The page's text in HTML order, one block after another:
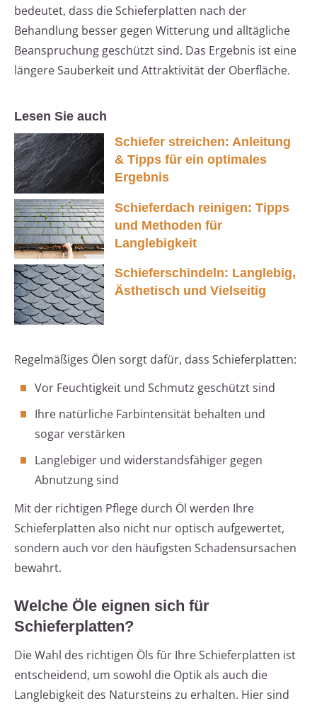
bedeutet, dass die Schieferplatten nach der
Behandlung besser gegen Witterung und alltägliche
Beanspruchung geschützt sind. Das Ergebnis ist eine
längere Sauberkeit und Attraktivität der Oberfläche.
Lesen Sie auch
Schiefer streichen: Anleitung
& Tipps für ein optimales
Ergebnis
Schieferdach reinigen: Tipps
und Methoden für
Langlebigkeit
Schieferschindeln: Langlebig,
Ästhetisch und Vielseitig
Regelmäßiges Ölen sorgt dafür, dass Schieferplatten:
Vor Feuchtigkeit und Schmutz geschützt sind
Ihre natürliche Farbintensität behalten und
sogar verstärken
Langlebiger und widerstandsfähiger gegen
Abnutzung sind
Mit der richtigen Pflege durch Öl werden Ihre
Schieferplatten also nicht nur optisch aufgewertet,
sondern auch vor den häufigsten Schadensursachen
bewahrt.
Welche Öle eignen sich für
Schieferplatten?
Die Wahl des richtigen Öls für Ihre Schieferplatten ist
entscheidend, um sowohl die Optik als auch die
Langlebigkeit des Natursteins zu erhalten. Hier sind